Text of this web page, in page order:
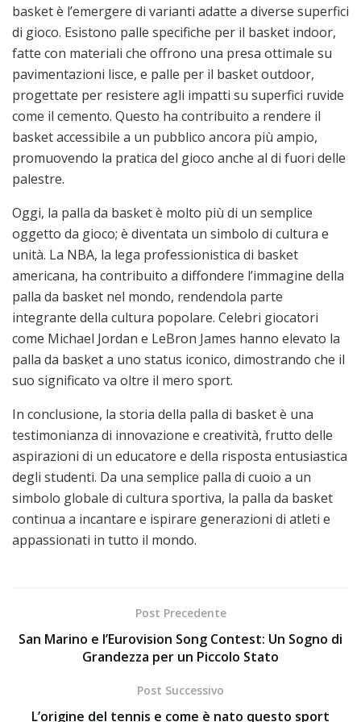
basket è l’emergere di varianti adatte a diverse superfici
di gioco. Esistono palle specifiche per il basket indoor,
fatte con materiali che offrono una presa ottimale su
pavimentazioni lisce, e palle per il basket outdoor,
progettate per resistere agli impatti su superfici ruvide
come il cemento. Questo ha contribuito a rendere il
basket accessibile a un pubblico ancora più ampio,
promuovendo la pratica del gioco anche al di fuori delle
palestre.
Oggi, la palla da basket è molto più di un semplice
oggetto da gioco; è diventata un simbolo di cultura e
unità. La NBA, la lega professionistica di basket
americana, ha contribuito a diffondere l’immagine della
palla da basket nel mondo, rendendola parte
integrante della cultura popolare. Celebri giocatori
come Michael Jordan e LeBron James hanno elevato la
palla da basket a uno status iconico, dimostrando che il
suo significato va oltre il mero sport.
In conclusione, la storia della palla di basket è una
testimonianza di innovazione e creatività, frutto delle
aspirazioni di un educatore e della risposta entusiastica
degli studenti. Da una semplice palla di cuoio a un
simbolo globale di cultura sportiva, la palla da basket
continua a incantare e ispirare generazioni di atleti e
appassionati in tutto il mondo.
Post Precedente
San Marino e l’Eurovision Song Contest: Un Sogno di
Grandezza per un Piccolo Stato
Post Successivo
L’origine del tennis e come è nato questo sport